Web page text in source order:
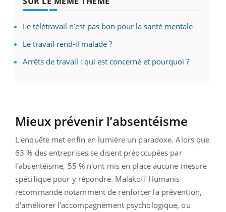
Le télétravail n’est pas bon pour la santé mentale
Le travail rend-il malade ?
Arrêts de travail : qui est concerné et pourquoi ?
Mieux prévenir l’absentéisme
L'enquête met enfin en lumière un paradoxe. Alors que
63 % des entreprises se disent préoccupées par
l'absentéisme, 55 % n'ont mis en place aucune mesure
spécifique pour y répondre. Malakoff Humanis
recommande notamment de renforcer la prévention,
d'améliorer l'accompagnement psychologique, ou